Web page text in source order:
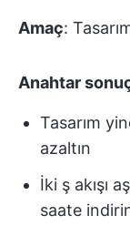
Amaç:
Anahtar
Tasarım
azaltın
İki ş akışı
saate